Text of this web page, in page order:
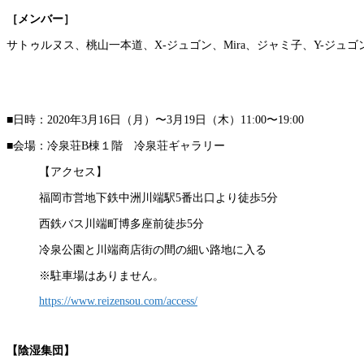
［メンバー］
サトゥルヌス、桃山一本道、X-ジュゴン、Mira、ジャミ子、Y-ジュ
■日時：2020年3月16日（月）〜3月19日（木）11:00〜19:00
■会場：冷泉荘B棟１階 冷泉荘ギャラリー
【アクセス】
福岡市営地下鉄中洲川端駅5番出口より徒歩5分
西鉄バス川端町博多座前徒歩5分
冷泉公園と川端商店街の間の細い路地に入る
※駐車場はありません。
https://www.reizensou.com/access/
【陰湿集団】